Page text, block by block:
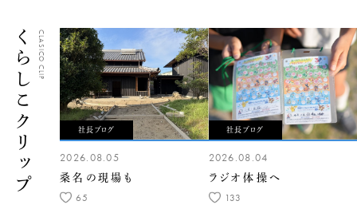
くらしこクリップCLASICO CLIP
社長ブログ
2026.08.05
桑名の現場も
65
社長ブログ
2026.08.04
ラジオ体操へ
133